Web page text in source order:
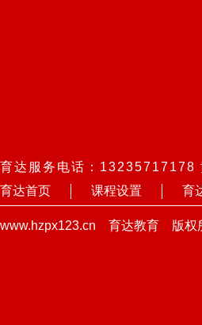
育达服务电话：13235717178
育达首页
课程设置 育
www.hzpx123.cn 育达教育 版